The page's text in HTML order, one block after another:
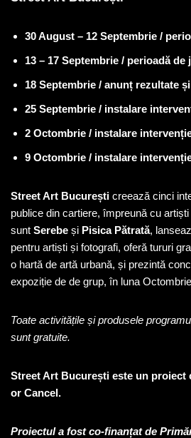
30 August – 12 Septembrie /
13 – 17 Septembrie / perioadă de
18 Septembrie / anunț rezultate
25 Septembrie / instalare
2 Octombrie / instalare
9 Octombrie / instalare
Street Art București creează cinci
publice din cartiere, împreună cu
sunt Serebe și Pisica Pătrată,
pentru artiști și fotografi, oferă tururi
o hartă de artă urbană, și prezintă
expoziție de de grup, în luna
Toate activitățile și produsele
sunt gratuite.
Street Art București este un proiect
or Cancel.
Proiectul a fost co-finanțat de